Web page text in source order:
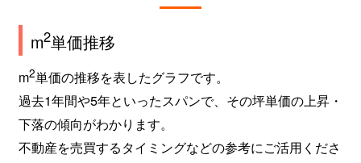
m2単価推移
m2単価の推移を表したグラフです。
過去1年間や5年といったスパンで、その坪単価の上昇・
下落の傾向がわかります。
不動産を売買するタイミングなどの参考にご活用くださ